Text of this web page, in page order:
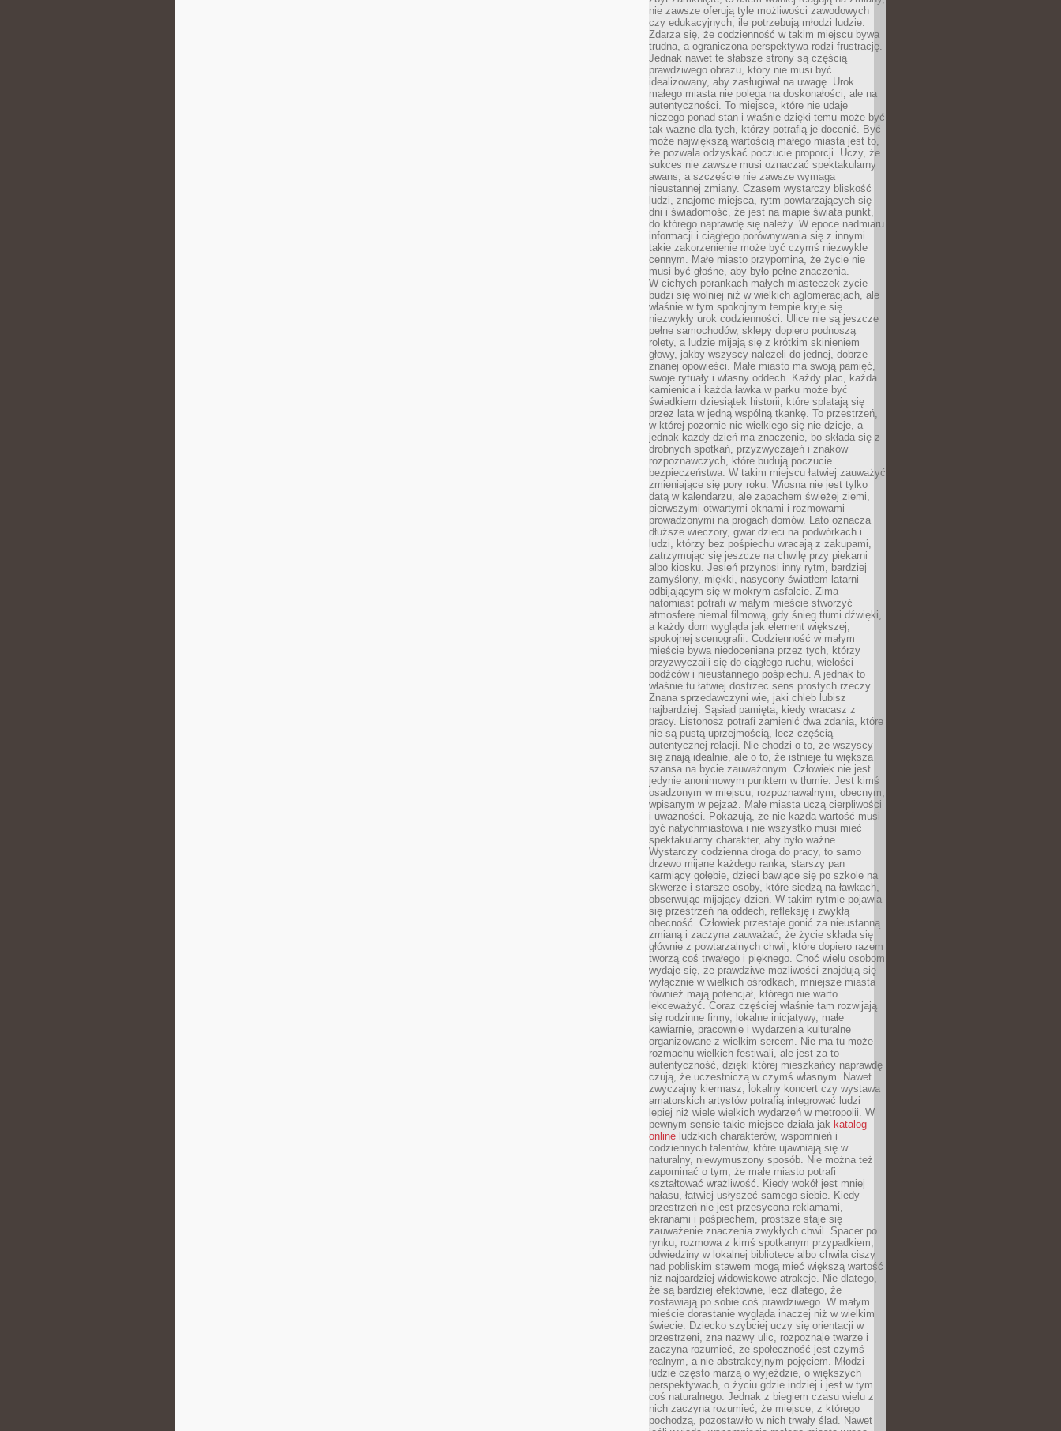
nie zawsze oferują tyle możliwości zawodowych
czy edukacyjnych, ile potrzebują młodzi ludzie.
Zdarza się, że codzienność w takim miejscu bywa
trudna, a ograniczona perspektywa rodzi frustrację.
Jednak nawet te słabsze strony są częścią
prawdziwego obrazu, który nie musi być
idealizowany, aby zasługiwał na uwagę. Urok
małego miasta nie polega na doskonałości, ale na
autentyczności. To miejsce, które nie udaje
niczego ponad stan i właśnie dzięki temu może być
tak ważne dla tych, którzy potrafią je docenić. Być
może największą wartością małego miasta jest to,
że pozwala odzyskać poczucie proporcji. Uczy, że
sukces nie zawsze musi oznaczać spektakularny
awans, a szczęście nie zawsze wymaga
nieustannej zmiany. Czasem wystarczy bliskość
ludzi, znajome miejsca, rytm powtarzających się
dni i świadomość, że jest na mapie świata punkt,
do którego naprawdę się należy. W epoce nadmiaru
informacji i ciągłego porównywania się z innymi
takie zakorzenienie może być czymś niezwykle
cennym. Małe miasto przypomina, że życie nie
musi być głośne, aby było pełne znaczenia.
W cichych porankach małych miasteczek życie
budzi się wolniej niż w wielkich aglomeracjach, ale
właśnie w tym spokojnym tempie kryje się
niezwykły urok codzienności. Ulice nie są jeszcze
pełne samochodów, sklepy dopiero podnoszą
rolety, a ludzie mijają się z krótkim skinieniem
głowy, jakby wszyscy należeli do jednej, dobrze
znanej opowieści. Małe miasto ma swoją pamięć,
swoje rytuały i własny oddech. Każdy plac, każda
kamienica i każda ławka w parku może być
świadkiem dziesiątek historii, które splatają się
przez lata w jedną wspólną tkankę. To przestrzeń,
w której pozornie nic wielkiego się nie dzieje, a
jednak każdy dzień ma znaczenie, bo składa się z
drobnych spotkań, przyzwyczajeń i znaków
rozpoznawczych, które budują poczucie
bezpieczeństwa. W takim miejscu łatwiej zauważyć
zmieniające się pory roku. Wiosna nie jest tylko
datą w kalendarzu, ale zapachem świeżej ziemi,
pierwszymi otwartymi oknami i rozmowami
prowadzonymi na progach domów. Lato oznacza
dłuższe wieczory, gwar dzieci na podwórkach i
ludzi, którzy bez pośpiechu wracają z zakupami,
zatrzymując się jeszcze na chwilę przy piekarni
albo kiosku. Jesień przynosi inny rytm, bardziej
zamyślony, miękki, nasycony światłem latarni
odbijającym się w mokrym asfalcie. Zima
natomiast potrafi w małym mieście stworzyć
atmosferę niemal filmową, gdy śnieg tłumi dźwięki,
a każdy dom wygląda jak element większej,
spokojnej scenografii. Codzienność w małym
mieście bywa niedoceniana przez tych, którzy
przyzwyczaili się do ciągłego ruchu, wielości
bodźców i nieustannego pośpiechu. A jednak to
właśnie tu łatwiej dostrzec sens prostych rzeczy.
Znana sprzedawczyni wie, jaki chleb lubisz
najbardziej. Sąsiad pamięta, kiedy wracasz z
pracy. Listonosz potrafi zamienić dwa zdania, które
nie są pustą uprzejmością, lecz częścią
autentycznej relacji. Nie chodzi o to, że wszyscy
się znają idealnie, ale o to, że istnieje tu większa
szansa na bycie zauważonym. Człowiek nie jest
jedynie anonimowym punktem w tłumie. Jest kimś
osadzonym w miejscu, rozpoznawalnym, obecnym,
wpisanym w pejzaż. Małe miasta uczą cierpliwości
i uważności. Pokazują, że nie każda wartość musi
być natychmiastowa i nie wszystko musi mieć
spektakularny charakter, aby było ważne.
Wystarczy codzienna droga do pracy, to samo
drzewo mijane każdego ranka, starszy pan
karmiący gołębie, dzieci bawiące się po szkole na
skwerze i starsze osoby, które siedzą na ławkach,
obserwując mijający dzień. W takim rytmie pojawia
się przestrzeń na oddech, refleksję i zwykłą
obecność. Człowiek przestaje gonić za nieustanną
zmianą i zaczyna zauważać, że życie składa się
głównie z powtarzalnych chwil, które dopiero razem
tworzą coś trwałego i pięknego. Choć wielu osobom
wydaje się, że prawdziwe możliwości znajdują się
wyłącznie w wielkich ośrodkach, mniejsze miasta
również mają potencjał, którego nie warto
lekceważyć. Coraz częściej właśnie tam rozwijają
się rodzinne firmy, lokalne inicjatywy, małe
kawiarnie, pracownie i wydarzenia kulturalne
organizowane z wielkim sercem. Nie ma tu może
rozmachu wielkich festiwali, ale jest za to
autentyczność, dzięki której mieszkańcy naprawdę
czują, że uczestniczą w czymś własnym. Nawet
zwyczajny kiermasz, lokalny koncert czy wystawa
amatorskich artystów potrafią integrować ludzi
lepiej niż wiele wielkich wydarzeń w metropolii. W
pewnym sensie takie miejsce działa jak katalog
online ludzkich charakterów, wspomnień i
codziennych talentów, które ujawniają się w
naturalny, niewymuszony sposób. Nie można też
zapominać o tym, że małe miasto potrafi
kształtować wrażliwość. Kiedy wokół jest mniej
hałasu, łatwiej usłyszeć samego siebie. Kiedy
przestrzeń nie jest przesycona reklamami,
ekranami i pośpiechem, prostsze staje się
zauważenie znaczenia zwykłych chwil. Spacer po
rynku, rozmowa z kimś spotkanym przypadkiem,
odwiedziny w lokalnej bibliotece albo chwila ciszy
nad pobliskim stawem mogą mieć większą wartość
niż najbardziej widowiskowe atrakcje. Nie dlatego,
że są bardziej efektowne, lecz dlatego, że
zostawiają po sobie coś prawdziwego. W małym
mieście dorastanie wygląda inaczej niż w wielkim
świecie. Dziecko szybciej uczy się orientacji w
przestrzeni, zna nazwy ulic, rozpoznaje twarze i
zaczyna rozumieć, że społeczność jest czymś
realnym, a nie abstrakcyjnym pojęciem. Młodzi
ludzie często marzą o wyjeździe, o większych
perspektywach, o życiu gdzie indziej i jest w tym
coś naturalnego. Jednak z biegiem czasu wielu z
nich zaczyna rozumieć, że miejsce, z którego
pochodzą, pozostawiło w nich trwały ślad. Nawet